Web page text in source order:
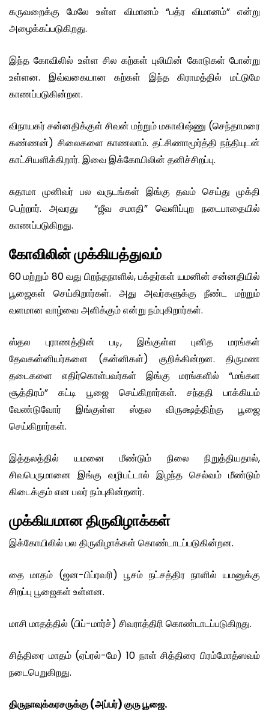
கருவறைக்கு மேலே உள்ள விமானம் “பத்ர விமானம்” என்று
அழைக்கப்படுகிறது.
இந்த கோவிலில் உள்ள சில கற்கள் புலியின் கோடுகள் போன்று
உள்ளன. இவ்வகையான கற்கள் இந்த கிராமத்தில் மட்டுமே
காணப்படுகின்றன.
விநாயகர் சன்னதிக்குள் சிவன் மற்றும் மகாவிஷ்ணு (செந்தாமரை
கண்ணன்) சிலைகளை காணலாம். தட்சிணாமூர்த்தி நந்தியுடன்
காட்சியளிக்கிறார். இவை இக்கோயிலின் தனிச்சிறப்பு.
சுதாமா முனிவர் பல வருடங்கள் இங்கு தவம் செய்து முக்தி
பெற்றார். அவரது “ஜீவ சமாதி” வெளிப்புற நடைபாதையில்
காணப்படுகிறது.
கோவிலின் முக்கியத்துவம்
60 மற்றும் 80 வது பிறந்தநாளில், பக்தர்கள் யமனின் சன்னதியில்
பூஜைகள் செய்கிறார்கள். அது அவர்களுக்கு நீண்ட மற்றும்
வளமான வாழ்வை அளிக்கும் என்று நம்புகிறார்கள்.
ஸ்தல புராணத்தின் படி, இங்குள்ள புனித மரங்கள்
தேவகன்னியர்களை (கன்னிகள்) குறிக்கின்றன. திருமண
தடைகளை எதிர்கொள்பவர்கள் இங்கு மரங்களில் “மங்கள
சூத்திரம்” கட்டி பூஜை செய்கிறார்கள். சந்ததி பாக்கியம்
வேண்டுவோர் இங்குள்ள ஸ்தல விருக்ஷத்திற்கு பூஜை
செய்கிறார்கள்.
இத்தலத்தில் யமனை மீண்டும் நிலை நிறுத்தியதால்,
சிவபெருமானை இங்கு வழிபட்டால் இழந்த செல்வம் மீண்டும்
கிடைக்கும் என பலர் நம்புகின்றனர்.
முக்கியமான திருவிழாக்கள்
இக்கோயிலில் பல திருவிழாக்கள் கொண்டாடப்படுகின்றன.
தை மாதம் (ஜன-பிப்ரவரி) பூசம் நட்சத்திர நாளில் யமனுக்கு
சிறப்பு பூஜைகள் உள்ளன.
மாசி மாதத்தில் (பிப்-மார்ச்) சிவராத்திரி கொண்டாடப்படுகிறது.
சித்திரை மாதம் (ஏப்ரல்-மே) 10 நாள் சித்திரை பிரம்மோத்ஸவம்
நடைபெறுகிறது.
திருநாவுக்கரசருக்கு (அப்பர்) குரு பூஜை.